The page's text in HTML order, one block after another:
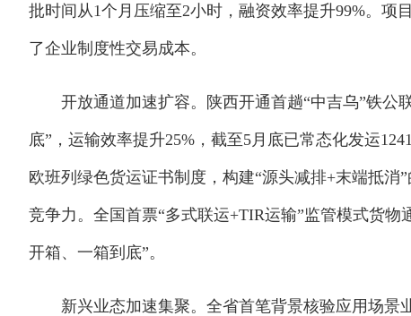
批时间从1个月压缩至2小时，融资效率提升99%。项
了企业制度性交易成本。
开放通道加速扩容。陕西开通首趟“中吉乌”铁公
底”，运输效率提升25%，截至5月底已常态化发运
欧班列绿色货运证书制度，构建“源头减排+末端抵
竞争力。全国首票“多式联运+TIR运输”监管模式货
开箱、一箱到底”。
新兴业态加速集聚。全省首笔背景核验应用场景